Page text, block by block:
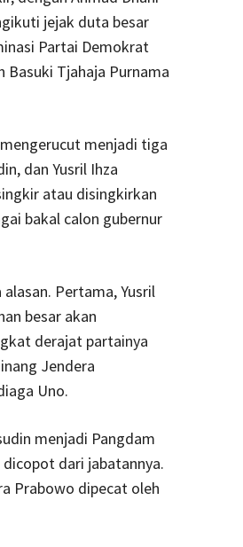
jejak duta besar
Partai Demokrat
Basuki Tjahaja Purnama
menjadi tiga
dan Yusril Ihza
atau disingkirkan
bakal calon gubernur
Pertama, Yusril
besar akan
derajat partainya
Jendera
Uno.
menjadi Pangdam
dari jabatannya.
Prabowo dipecat oleh